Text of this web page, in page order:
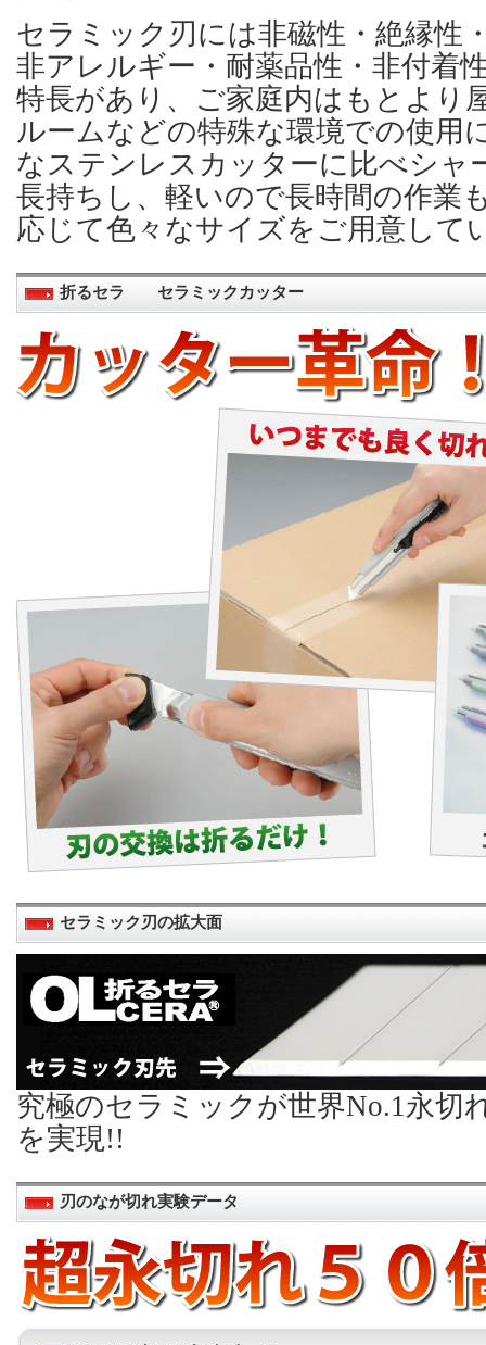
セラミック刃には非磁性・絶縁性
非アレルギー・耐薬品性・非付着
特長があり、ご家庭内はもとより
ルームなどの特殊な環境での使用
なステンレスカッターに比べシャ
長持ちし、軽いので長時間の作業
応じて色々なサイズをご用意して
折るセラ セラミックカッター
セラミック刃の拡大面
究極のセラミックが世界No.1永切
を実現!!
刃のなが切れ実験データ